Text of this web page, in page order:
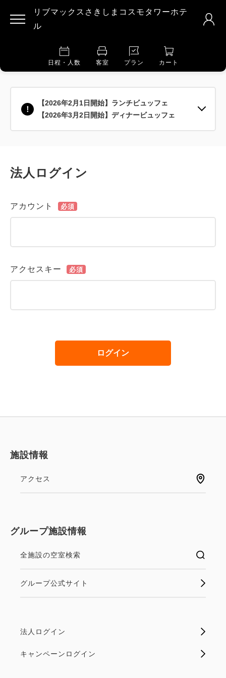
リブマックスさきしまコスモタワーホテ
ル
日程・人数 客室 プラン カート
【2026年2月1日開始】ランチビュッフェ
【2026年3月2日開始】ディナービュッフェ
法人ログイン
アカウント 必須
アクセスキー 必須
ログイン
施設情報
アクセス
グループ施設情報
全施設の空室検索
グループ公式サイト
法人ログイン
キャンペーンログイン